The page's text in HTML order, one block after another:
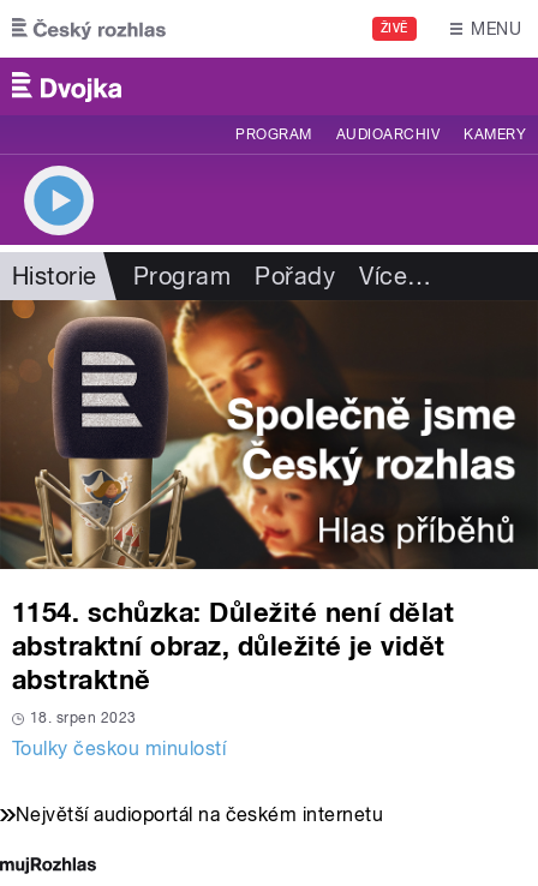
Přejít k hlavnímu obsahu
ŽIVĚ MENU
PROGRAM AUDIOARCHIV KAMERY
Historie Program Pořady Více…
1154. schůzka: Důležité není dělat
abstraktní obraz, důležité je vidět
abstraktně
18. srpen 2023
Toulky českou minulostí
Největší audioportál na českém internetu